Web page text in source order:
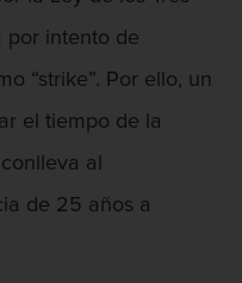
por intento de
“strike”. Por ello, un
el tiempo de la
al
de 25 años a